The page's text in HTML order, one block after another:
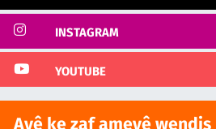
INSTAGRAM
YOUTUBE
Ayê ke zaf ameyê wendiş